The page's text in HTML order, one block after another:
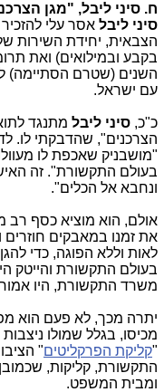
ח. סיני ליבל, "מגן
סיני ליבל אסר עלי
הצבאית, יחידת השירות
בקבע ובמילואים) ואת
השנים (שטרם הסתיימה)
עם ישראל.
כ"כ, סיני ליבל מתנגד
הצרכנים", שהדבקתי לו.
"מושבניק שאכפת לו
בעולם התקשורת". זה
ונחבא אל הכלים".
אולם, הוא מוציא כסף רב
את זמנו במאבקים חוזרים
לאות וללא הפוגה, כדי
בעולם התקשורת והייטק
משרד התקשורת, היו
יתרה מכך, לא פעם הוא
מכיסו, בגלל שמולו ניצבות
"קליקת הפרקליטים"
התקשורת, קליקות,
ומבית המשפט.